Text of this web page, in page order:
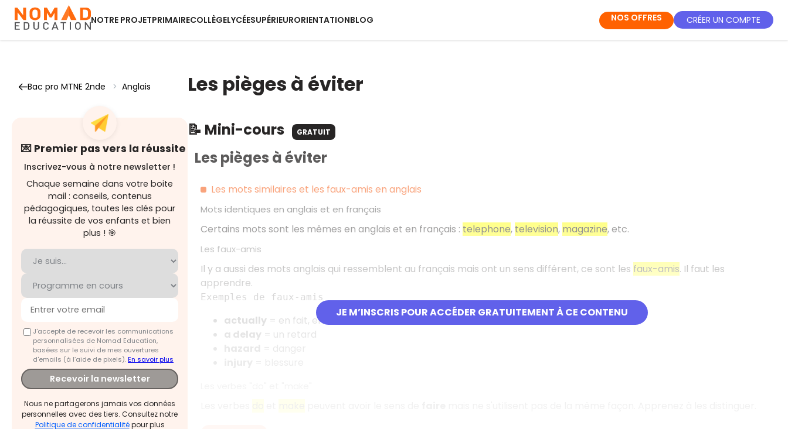
NOTRE PROJETPRIMAIRECOLLÈGELYCÉESUPÉRIEURORIENTATIONBLOG NOS OFFRES CRÉER UN COMPTE
Bac pro MTNE 2nde > Anglais
💌 Premier pas vers la réussite
Inscrivez-vous à notre newsletter !
Chaque semaine dans votre boite
mail : conseils, contenus
pédagogiques, toutes les clés pour
la réussite de vos enfants et bien
plus ! 🎯
J'accepte de recevoir les communications
personnalisées de Nomad Education,
basées sur le suivi de mes ouvertures
d'emails (à l’aide de pixels).En savoir plus
Recevoir la newsletter
Nous ne partagerons jamais vos données
personnelles avec des tiers. Consultez notre
Politique de confidentialitépour plus
Les pièges à éviter
📝 Mini-cours GRATUIT
JE M’INSCRIS POUR ACCÉDER GRATUITEMENT À CE CONTENU
Les pièges à éviter
Les mots similaires et les faux-amis en anglais
Mots identiques en anglais et en français
Certains mots sont les mêmes en anglais et en français : telephone, television, magazine, etc.
Les faux-amis
Il y a aussi des mots anglais qui ressemblent au français mais ont un sens différent, ce sont les faux-amis. Il faut les
apprendre.
Exemples de faux-amis
actually= en fait, en réalité
a delay= un retard